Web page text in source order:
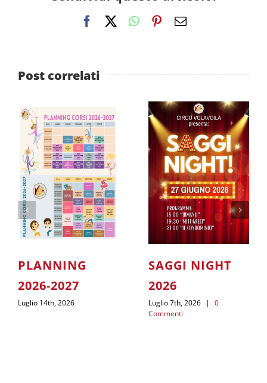
FacebookWhatsApp
Pinterest
Email
Post correlati
PLANNING
2026-2027
Luglio 14th, 2026
SAGGI NIGHT
2026
Luglio 7th, 2026 |
0
Commenti